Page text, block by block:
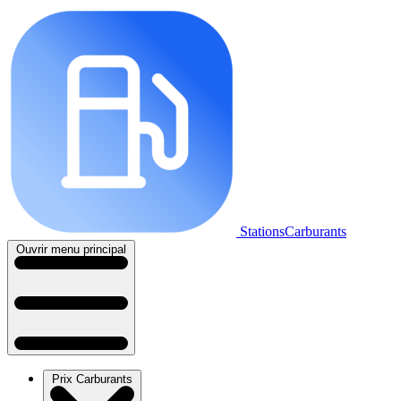
StationsCarburants
Ouvrir menu principal
Prix Carburants